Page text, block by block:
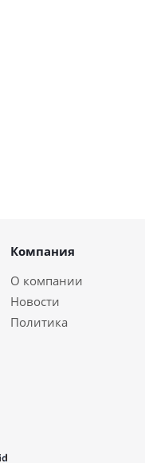
Компания
О компании
Новости
Политика